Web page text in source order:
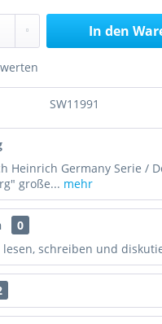
In den
SW11991
Heinrich Germany Serie /
große... mehr
0
schreiben und